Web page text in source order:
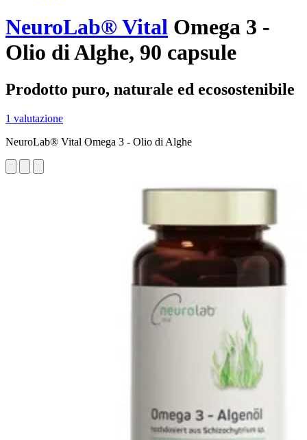
NeuroLab® Vital Omega 3 -
Olio di Alghe, 90 capsule
Prodotto puro, naturale ed ecosostenibile
1 valutazione
NeuroLab® Vital Omega 3 - Olio di Alghe